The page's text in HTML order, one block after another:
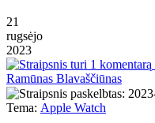
21
rugsėjo
2023
Ramūnas Blavaščiūnas
Tema: Apple Watch